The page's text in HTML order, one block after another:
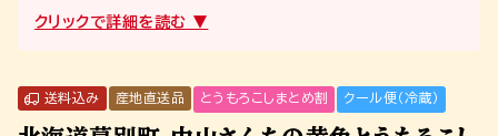
送料込み 産地直送品 とうもろこしまとめ割 クール便（冷蔵）